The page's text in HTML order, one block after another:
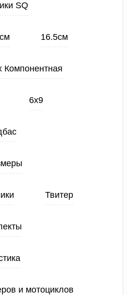
SQ
16.5см
Компонентная
6х9
Твитер
и мотоциклов